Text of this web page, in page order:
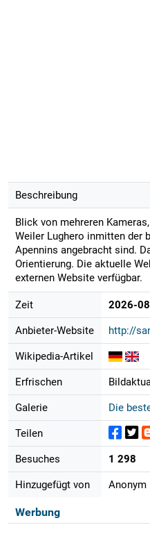
Beschreibung
Blick von mehreren
Weiler Lughero inmitten der
Apennins angebracht sind.
Orientierung. Die aktuelle
externen Website verfügbar.
Zeit 2026-
Anbieter-Website http://
Wikipedia-Artikel
Erfrischen
Galerie Die
Teilen
Besuches 1 298
Hinzugefügt von Anonym
Werbung